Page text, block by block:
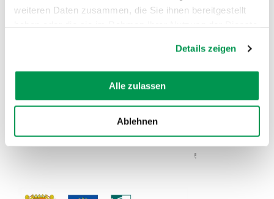
weiteren Daten zusammen, die Sie ihnen bereitgestellt
Details zeigen
Alle zulassen
Ablehnen
Entwicklungsprogramms für den